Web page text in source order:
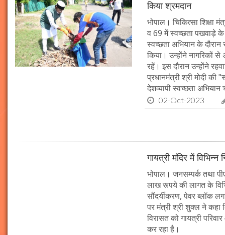
किया श्रमदान
भोपाल। चिकित्सा शिक्षा
व 69 में स्वच्छता पखवाड़े के
स्वच्छता अभियान के
किया। उन्होंने नागरिकों
रहें। इस दौरान उन्होंने
प्रधानमंत्री श्री मोदी
देशव्यापी स्वच्छता अभियान
02-Oct-2023
गायत्री मंदिर में विभिन्न
भोपाल। जनसम्पर्क तथा
लाख रूपये की लागत के
सौंदर्यीकरण, पेवर ब्लॉक
पर मंत्री श्री शुक्ल ने कहा
विरासत को गायत्री
कर रहा है।